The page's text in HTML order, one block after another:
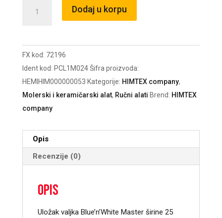
25cm
nit
18mm/72196
količina
Dodaj u korpu
FX kod: 72196
Ident kod: PCL1M024 Šifra proizvoda:
HEMIHIM000000053 Kategorije: HIMTEX company,
Molerski i keramičarski alat, Ručni alati Brend: HIMTEX
company
Opis
Recenzije (0)
Opis
Uložak valjka Blue’n’White Master širine 25